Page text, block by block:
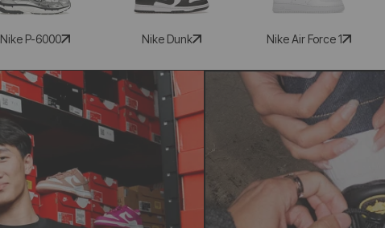
Nike P-6000 Nike Dunk Nike Air Force 1